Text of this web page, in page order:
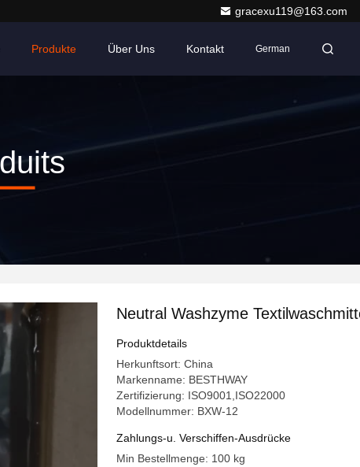
gracexu119@163.com
Produkte Über Uns Kontakt German
Neutral Washzyme
Produktdetails
Herkunftsort: China
Markenname: BESTHWAY
Zertifizierung: ISO9001,ISO22000
Modellnummer: BXW-12
Zahlungs-u. Verschiffen-Ausdrücke
Min Bestellmenge: 100 kg